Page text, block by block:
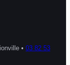
• 03 82 53